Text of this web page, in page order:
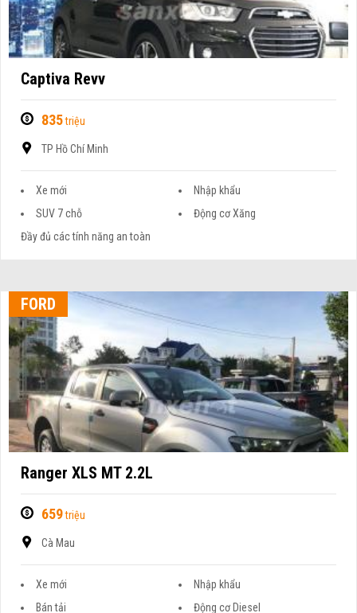
Captiva Revv
835triệu
TP Hồ Chí Minh
Xe mới
Nhập khẩu
SUV 7 chỗ
Động cơ Xăng
Đầy đủ các tính năng an toàn
FORD
Ranger XLS MT 2.2L
659triệu
Cà Mau
Xe mới
Nhập khẩu
Bán tải
Động cơ Diesel